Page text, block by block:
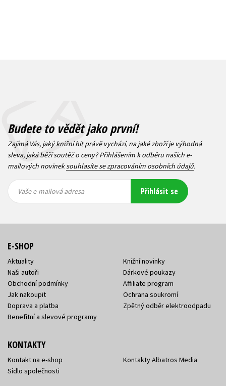
Budete to vědět jako první!
Zajímá Vás, jaký knižní hit právě vychází, na jaké zboží je výhodná
sleva, jaká běží soutěž o ceny? Přihlášením k odběru našich e-
mailových novineksouhlasíte se zpracováním osobních údajů.
mailová
mailová
Vaše e-mailová adresa Přihlásit se
E-SHOP
Aktuality
Naši autoři
Obchodní podmínky
Jak nakoupit
Doprava a platba
Benefitní a slevové programy
Knižní novinky
Dárkové poukazy
Affiliate program
Ochrana soukromí
Zpětný odběr elektroodpadu
KONTAKTY
Kontakt na e-shop
Sídlo společnosti
Kontakty Albatros Media